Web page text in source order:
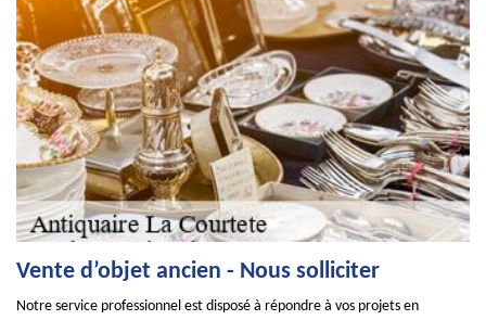
Vente d’objet ancien - Nous solliciter
Notre service professionnel est disposé à répondre à vos projets en